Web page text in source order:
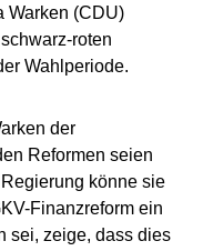
Warken (CDU)
roten
Wahlperiode.
der
Reformen seien
könne sie
Finanzreform ein
sei, zeige, dass dies